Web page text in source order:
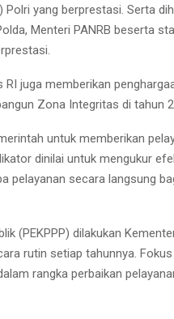
yang berprestasi. Serta
Menteri PANRB beserta
juga memberikan
Zona Integritas di tahun
untuk memberikan
dinilai untuk mengukur
pelayanan secara langsung
(PEKPPP) dilakukan
rutin setiap tahunnya.
rangka perbaikan